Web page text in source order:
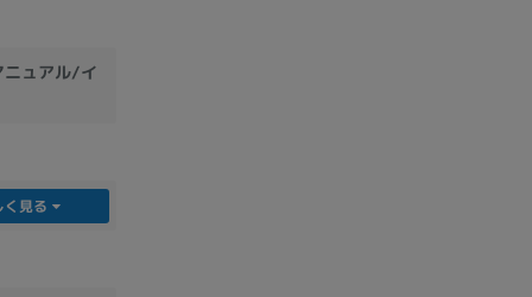
ュアル/イ
く見る